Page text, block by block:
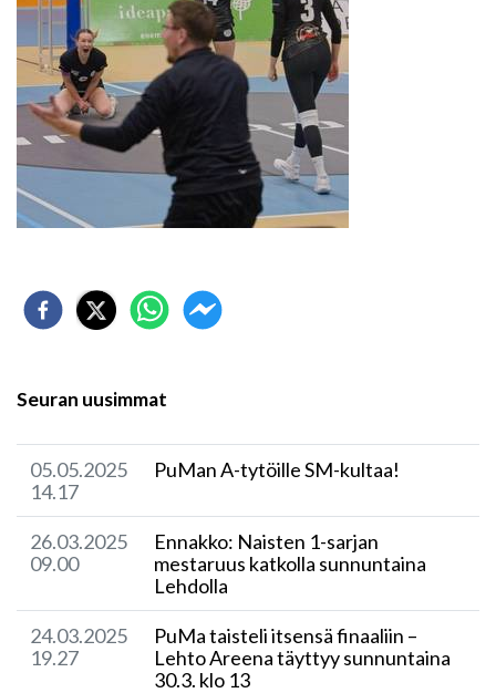
Seuran uusimmat
05.05.2025
14.17
​PuMan A-tytöille SM-kultaa!
26.03.2025
09.00
Ennakko: Naisten 1-sarjan
mestaruus katkolla sunnuntaina
Lehdolla
24.03.2025
19.27
​PuMa taisteli itsensä finaaliin –
Lehto Areena täyttyy sunnuntaina
30.3. klo 13